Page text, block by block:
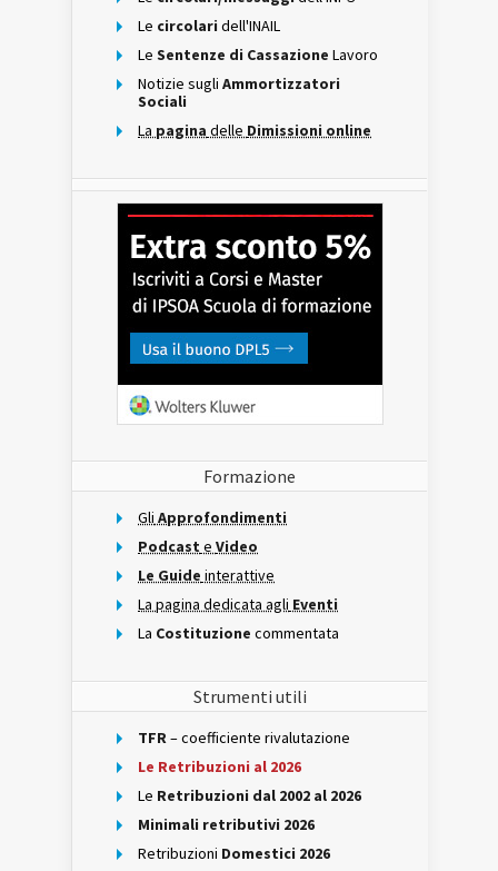
Le circolari dell'INAIL
Le Sentenze di Cassazione Lavoro
Notizie sugli Ammortizzatori
Sociali
La pagina delle Dimissioni online
Formazione
Gli Approfondimenti
Podcast e Video
Le Guide interattive
La pagina dedicata agli Eventi
La Costituzione commentata
Strumenti utili
TFR– coefficiente rivalutazione
Le Retribuzioni al 2026
Le Retribuzioni dal 2002 al 2026
Minimali retributivi 2026
Retribuzioni Domestici 2026